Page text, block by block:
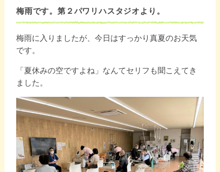
梅雨です。第２パワリハスタジオより。
梅雨に入りましたが、今日はすっかり真夏のお天気
です。
「夏休みの空ですよね」なんてセリフも聞こえてき
ました。